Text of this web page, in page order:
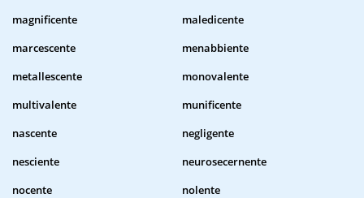
magnificente
maledicente
marcescente
menabbiente
metallescente
monovalente
multivalente
munificente
nascente
negligente
nesciente
neurosecernente
nocente
nolente